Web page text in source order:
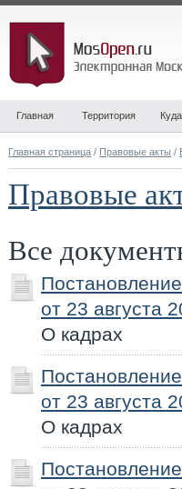
Главная Территория
Главная страница / Правовые акты /
Правовые
Все
от 23 августа
О кадрах
от 23 августа
О кадрах